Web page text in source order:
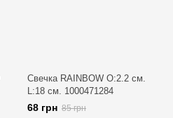
Свечка RAINBOW O:2.2 см.
L:18 см. 1000471284
68 грн 85 грн